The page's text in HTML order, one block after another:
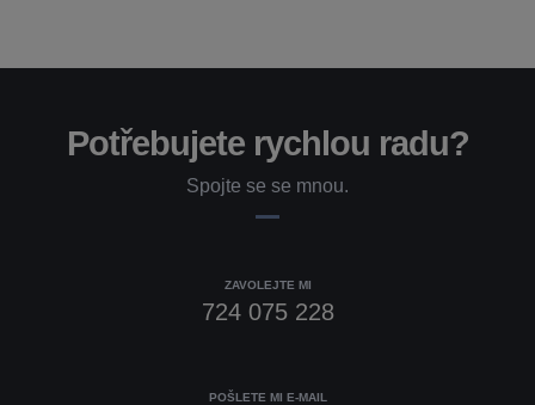
Potřebujete rychlou radu?
Spojte se se mnou.
ZAVOLEJTE MI
724 075 228
POŠLETE MI E-MAIL